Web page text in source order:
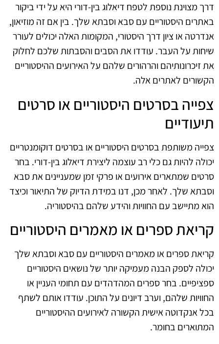
דרך מצוינת נוספת לטפח דיאלוג בין-דורי היא על ידי ביקור
באתרים היסטוריים עם סבא וסבתא שלך. בין אם זה מוזיאון,
אנדרטה או ציון דרך היסטורי, המקומות האלה יכולים לעורר
שיחות על העבר. עודדו את הסבים והסבתות שלכם לחלוק
את זיכרונותיהם והרהורים שלהם על האירועים ההיסטוריים
הקשורים לאתרים אלה.
צפייה בסרטים היסטוריים או סרטים
תיעודיים
צפייה משותפת בסרטים היסטוריים או בסרטים דוקומנטריים
יכולה להיות גם כלי רב עוצמה ליצירת דיאלוג בין-דורי. בחר
סרטים שמתארים אירועים או פרקי זמן שמעניינים את סבא
וסבתא שלך. לאחר מכן, דנו במידת הדיוק של התיאור וכיצד
הוא מתיישב עם החוויות והידע שלהם בהיסטוריה.
קריאת ספרים או מאמרים היסטוריים
קריאת ספרים או מאמרים היסטוריים עם סבא וסבתא שלך
יכולה לספק הבנה מעמיקה יותר של נושאים היסטוריים
ספציפיים. בחר ספרים המהדהדים עם תחומי העניין או
החוויות שלהם, וערב דיונים על התוכן. עודדו אותם לשתף
בכל אנקדוטה אישית הקשורה לאירועים ההיסטוריים
המתוארים בחומר.